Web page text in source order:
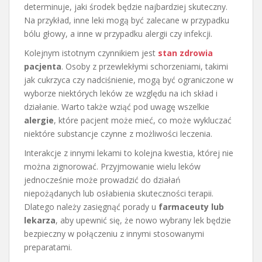
determinuje, jaki środek będzie najbardziej skuteczny.
Na przykład, inne leki mogą być zalecane w przypadku
bólu głowy, a inne w przypadku alergii czy infekcji.
Kolejnym istotnym czynnikiem jest stan zdrowia
pacjenta. Osoby z przewlekłymi schorzeniami, takimi
jak cukrzyca czy nadciśnienie, mogą być ograniczone w
wyborze niektórych leków ze względu na ich skład i
działanie. Warto także wziąć pod uwagę wszelkie
alergie, które pacjent może mieć, co może wykluczać
niektóre substancje czynne z możliwości leczenia.
Interakcje z innymi lekami to kolejna kwestia, której nie
można zignorować. Przyjmowanie wielu leków
jednocześnie może prowadzić do działań
niepożądanych lub osłabienia skuteczności terapii.
Dlatego należy zasięgnąć porady u farmaceuty lub
lekarza, aby upewnić się, że nowo wybrany lek będzie
bezpieczny w połączeniu z innymi stosowanymi
preparatami.